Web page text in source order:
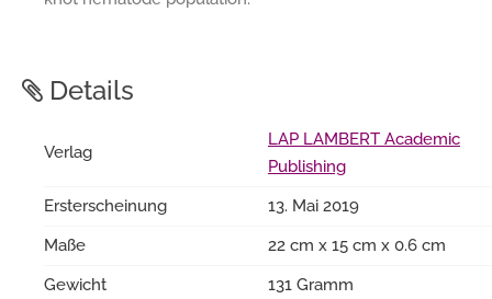
Details
Verlag
LAP LAMBERT Academic
Publishing
Ersterscheinung
13. Mai 2019
Maße
22 cm x 15 cm x 0.6 cm
Gewicht
131 Gramm